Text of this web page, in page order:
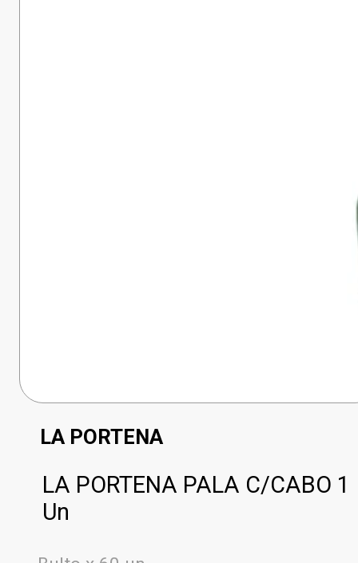
LA PORTENA
LA PORTENA PALA C/CABO 1
Un